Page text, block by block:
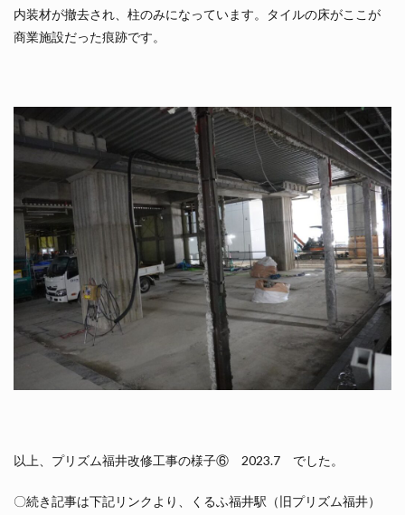
内装材が撤去され、柱のみになっています。タイルの床がここが
商業施設だった痕跡です。
以上、プリズム福井改修工事の様子⑥ 2023.7 でした。
〇続き記事は下記リンクより、くるふ福井駅（旧プリズム福井）